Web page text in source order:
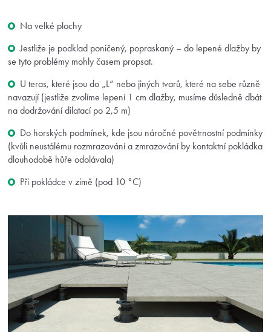
Na velké plochy
Jestliže je podklad poničený, popraskaný – do lepené dlažby by
se tyto problémy mohly časem propsat.
U teras, které jsou do „L“ nebo jiných tvarů, které na sebe různě
navazují (jestliže zvolíme lepení 1 cm dlažby, musíme důsledně dbát
na dodržování dilatací po 2,5 m)
Do horských podmínek, kde jsou náročné povětrnostní podmínky
(kvůli neustálému rozmrazování a zmrazování by kontaktní pokládka
dlouhodobě hůře odolávala)
Při pokládce v zimě (pod 10 °C)